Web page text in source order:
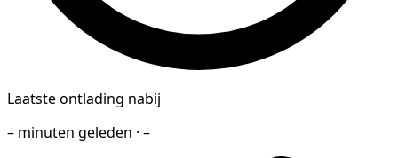
Laatste ontlading nabij
– minuten geleden · –